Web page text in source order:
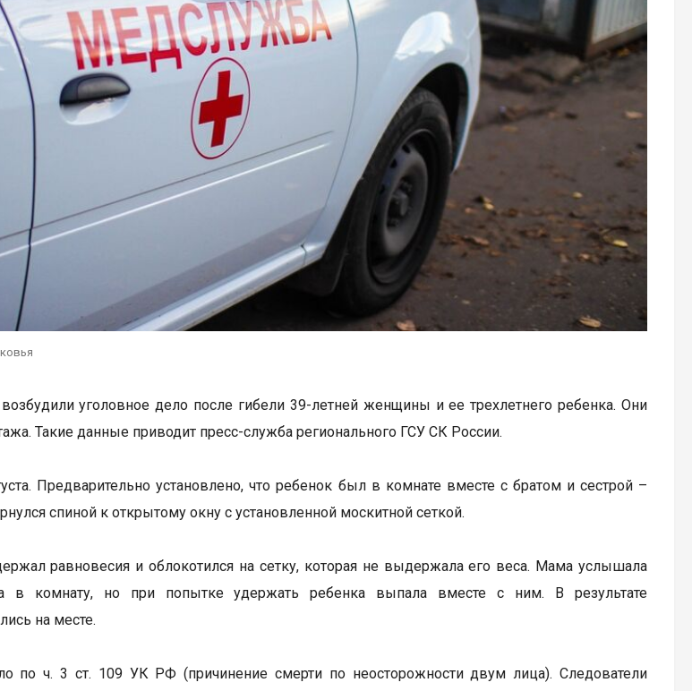
уголовное дело после гибели 39-летней женщины и ее трехлетнего ребенка. Они
Такие данные приводит пресс-служба регионального ГСУ СК России.
Предварительно установлено, что ребенок был в комнате вместе с братом и сестрой –
спиной к открытому окну с установленной москитной сеткой.
равновесия и облокотился на сетку, которая не выдержала его веса. Мама услышала
в комнату, но при попытке удержать ребенка выпала вместе с ним. В результате
на месте.
по ч. 3 ст. 109 УК РФ (причинение смерти по неосторожности двум лица). Следователи